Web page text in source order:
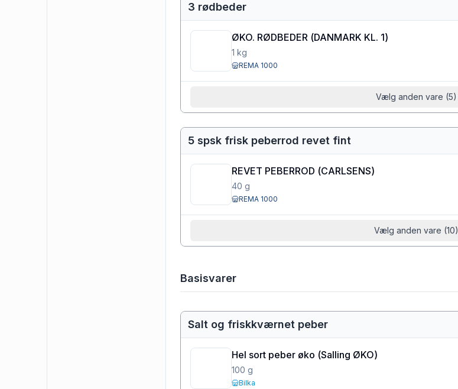
3 rødbeder
ØKO. RØDBEDER (DANMARK KL. 1)
1 kg
REMA 1000
Vælg anden vare (5)
5 spsk frisk peberrod revet fint
REVET PEBERROD (CARLSENS)
40 g
REMA 1000
Vælg anden vare (10)
Basisvarer
Salt og friskkværnet peber
Hel sort peber øko (Salling ØKO)
100 g
Bilka